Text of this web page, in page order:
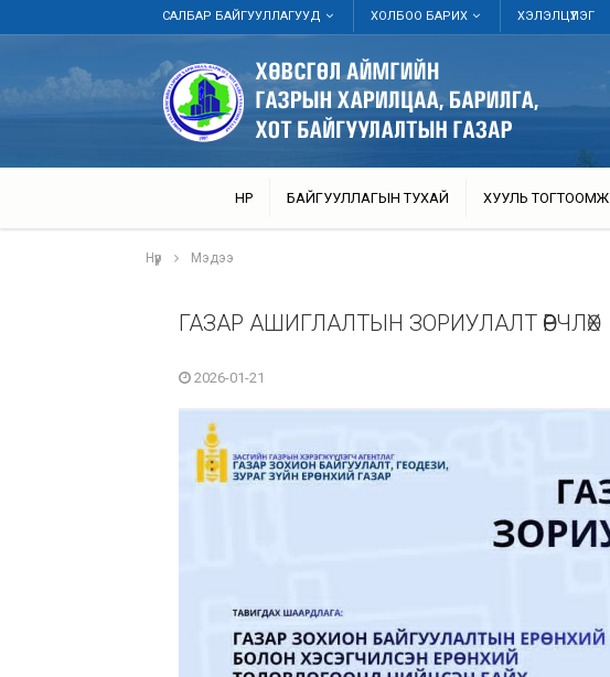
САЛБАР БАЙГУУЛЛАГУУД ХОЛБОО БАРИХ ХЭЛЭЛЦҮҮЛЭГ
НҮҮР БАЙГУУЛЛАГЫН ТУХАЙ ХУУЛЬ ТОГТООМЖ
Нүүр Мэдээ
ГАЗАР АШИГЛАЛТЫН ЗОРИУЛАЛТ ӨӨРЧЛӨХ
2026-01-21